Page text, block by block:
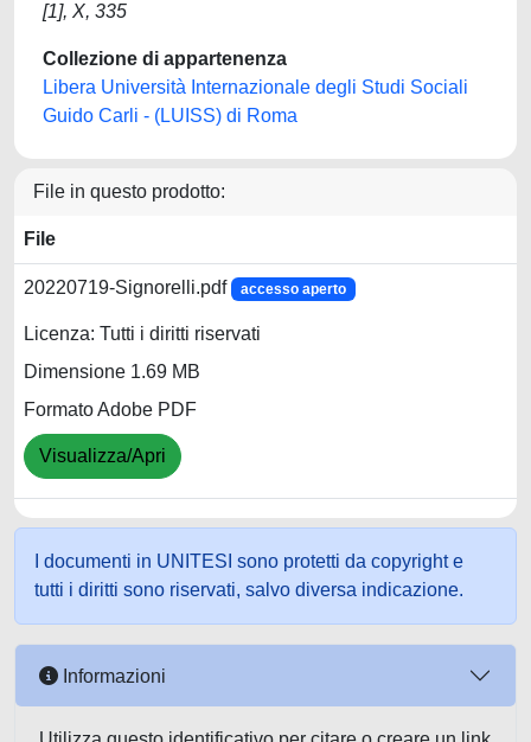
[1], X, 335
Collezione di appartenenza
Libera Università Internazionale degli Studi Sociali
Guido Carli - (LUISS) di Roma
File in questo prodotto:
File
20220719-Signorelli.pdf accesso aperto
Licenza: Tutti i diritti riservati
Dimensione 1.69 MB
Formato Adobe PDF
Visualizza/Apri
I documenti in UNITESI sono protetti da copyright e
tutti i diritti sono riservati, salvo diversa indicazione.
Informazioni